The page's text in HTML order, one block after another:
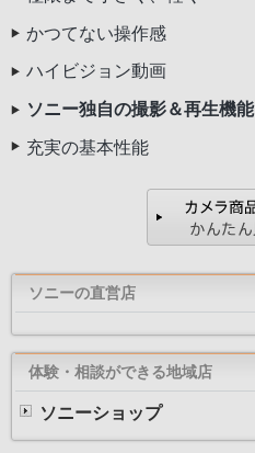
かつてない操作感
ハイビジョン動画
ソニー独自の撮影＆再生機能
充実の基本性能
ソニーの直営店
体験・相談ができる地域店
ソニーショップ